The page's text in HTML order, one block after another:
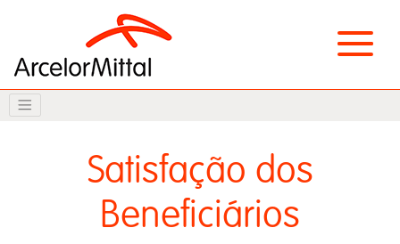
Satisfação dos
Beneficiários